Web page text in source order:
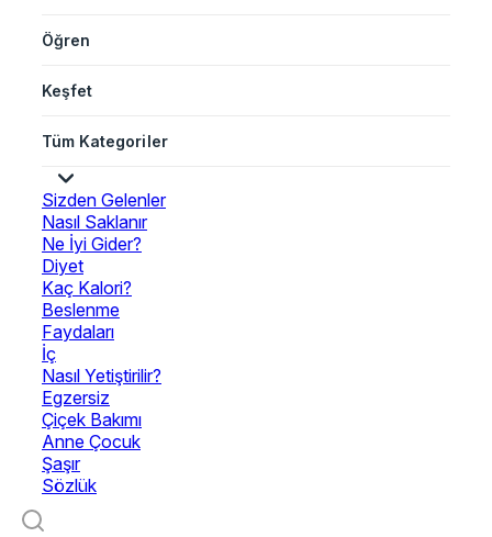
Öğren
Keşfet
Tüm Kategoriler
Sizden Gelenler
Nasıl Saklanır
Ne İyi Gider?
Diyet
Kaç Kalori?
Beslenme
Faydaları
İç
Nasıl Yetiştirilir?
Egzersiz
Çiçek Bakımı
Anne Çocuk
Şaşır
Sözlük